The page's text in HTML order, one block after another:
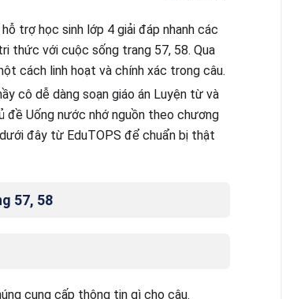
trợ học sinh lớp 4 giải đáp nhanh các
thức với cuộc sống trang 57, 58. Qua
cách linh hoạt và chính xác trong câu.
cô dễ dàng soạn giáo án Luyện từ và
đề Uống nước nhớ nguồn theo chương
đây từ EduTOPS để chuẩn bị thật
57, 58
cung cấp thông tin gì cho câu.